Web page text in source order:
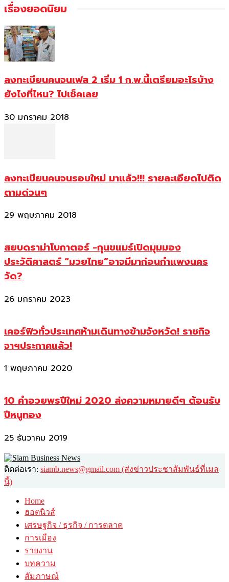
เรื่องยอดนิยม
ลงทะเบียนคนจนเฟส 2 เริ่ม 1 ก.พ.นี้เตรียมอะไรบ้าง
ยังไงที่ไหน? ไปเช็คเลย
30 มกราคม 2018
ลงทะเบียนคนจนรอบใหม่ มาแล้ว!!! รายละเอียดไปติด
ตามด่วนๆ
29 พฤษภาคม 2018
สยบดราม่าโบกาตอร์ -กุนขแมร์เปิดมุมมอง
ประวัติศาสตร์ “มวยไทย”อาจมีมาก่อนกำแพงนคร
วัด?
26 มกราคม 2023
เคอร์ฟิวทั่วประเทศห้ามเดินทางข้ามจังหวัด! ราชกิจ
จาฯประกาศแล้ว!
1 พฤษภาคม 2020
10 คำอวยพรปีใหม่ 2020 ส่งความหมายดีๆ ต้อนรับ
ปีหนูทอง
25 ธันวาคม 2019
ติดต่อเรา: siamb.news@gmail.com (ส่งข่าวประชาสัมพันธ์ที่เมล
นี้)
Home
ฮอตนิวส์
เศรษฐกิจ / ธุรกิจ / การตลาด
การเมือง
รายงาน
บทความ
สัมภาษณ์